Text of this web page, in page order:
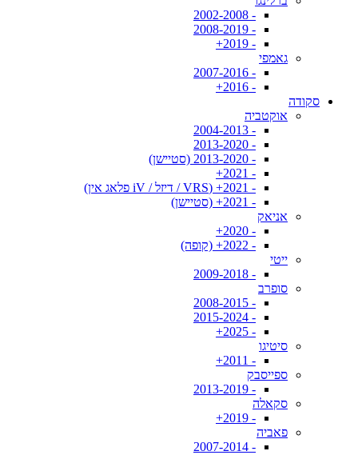
- 2002-2008
- 2008-2019
- 2019+
גאמפי
- 2007-2016
- 2016+
סקודה
אוקטביה
- 2004-2013
- 2013-2020
- 2013-2020 (סטיישן)
- 2021+
- 2021+ (VRS / דיזל / iV פלאג אין)
- 2021+ (סטיישן)
אניאק
- 2020+
- 2022+ (קופה)
ייטי
- 2009-2018
סופרב
- 2008-2015
- 2015-2024
- 2025+
סיטיגו
- 2011+
ספייסבק
- 2013-2019
סקאלה
- 2019+
פאביה
- 2007-2014